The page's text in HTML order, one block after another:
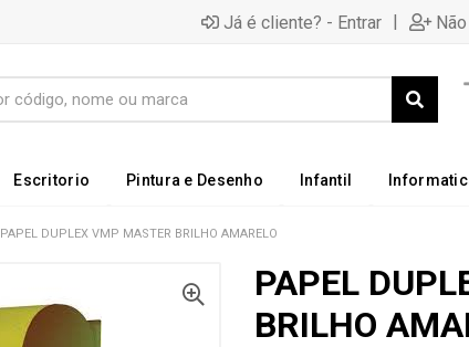
Já é cliente? - Entrar |
Escritorio Pintura e Desenho Infantil
PAPEL DUPLEX VMP MASTER BRILHO AMARELO
PAPEL
BRILHO